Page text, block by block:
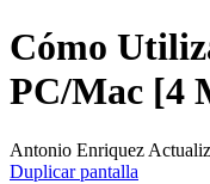
Cómo
PC/Mac [4
Antonio Enriquez
Duplicar pantalla